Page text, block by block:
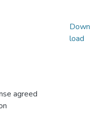
agreed
Down
load